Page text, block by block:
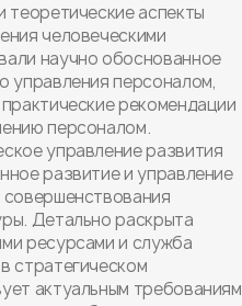
аспекты
человеческими
научно обоснованное
управления персоналом,
рекомендации
персоналом.
управление развития
развитие и управление
Детально раскрыта
ресурсами и служба
стратегическом
актуальным требованиям